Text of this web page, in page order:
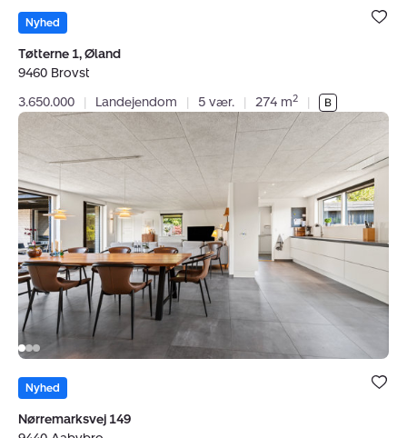
Bolig er
under dine
Nyhed
Tøtterne 1, Øland
9460 Brovst
3.650.000
| Landejendom | 5 vær. | 274 m2 |
Nørremarksvej
149,
9440
Aabybro
Bolig er
under dine
Nyhed
Nørremarksvej 149